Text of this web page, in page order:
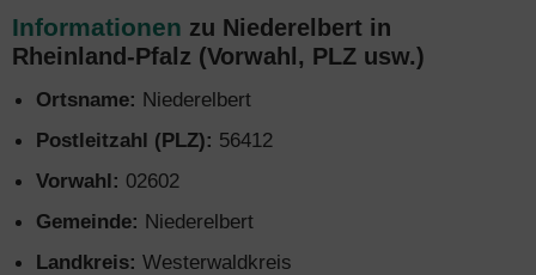
Informationen zu Niederelbert in
Rheinland-Pfalz (Vorwahl, PLZ usw.)
Ortsname: Niederelbert
Postleitzahl (PLZ): 56412
Vorwahl: 02602
Gemeinde: Niederelbert
Landkreis: Westerwaldkreis